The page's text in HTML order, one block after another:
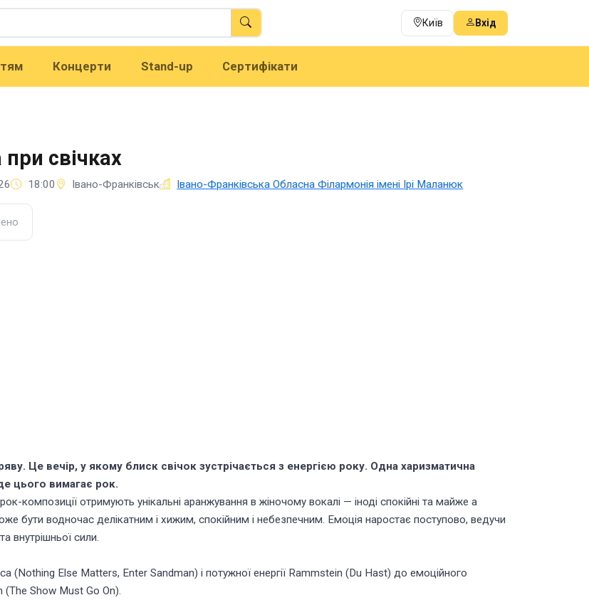
Київ Вхід
Концерти Stand-up Сертифікати
свічках
18:00 Івано-Франківськ Івано-Франківська Обласна Філармонія імені Ірі Маланюк
Це вечір, у якому блиск свічок зустрічається з енергією року. Одна харизматична
цього вимагає рок.
композиції отримують унікальні аранжування в жіночому вокалі — іноді спокійні та майже a
бути водночас делікатним і хижим, спокійним і небезпечним. Емоція наростає поступово, ведучи
внутрішньої сили.
(Nothing Else Matters, Enter Sandman) і потужної енергії Rammstein (Du Hast) до емоційного
(The Show Must Go On).